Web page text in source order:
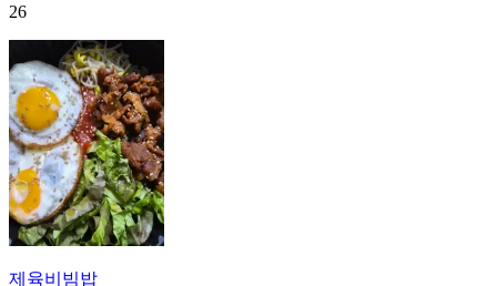
26
제육비빔밥